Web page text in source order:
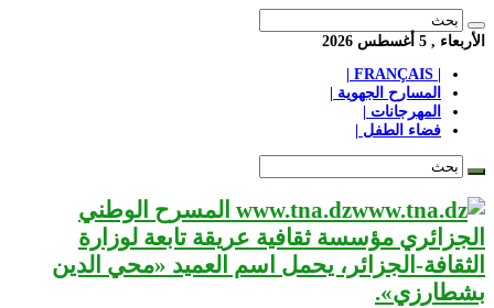
الأربعاء , 5 أغسطس 2026
المسارح الجهوية |
المهرجانات |
فضاء الطفل |
www.tna.dz المسرح الوطني
الجزائري مؤسسة ثقافية عريقة تابعة لوزارة
الثقافة-الجزائر، يحمل اسم العميد «محي الدين
بشطارزي».